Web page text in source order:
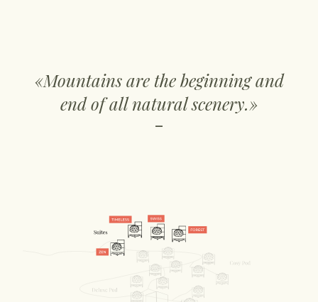
«Mountains are the beginning and
end of all natural scenery.»
–